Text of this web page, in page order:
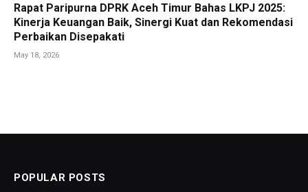
Rapat Paripurna DPRK Aceh Timur Bahas LKPJ 2025:
Kinerja Keuangan Baik, Sinergi Kuat dan Rekomendasi
Perbaikan Disepakati
May 18, 2026
POPULAR POSTS